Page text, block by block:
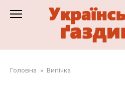
Головна » Випічка